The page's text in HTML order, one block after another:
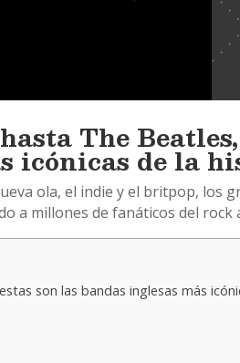
The
icónicas de la
ola, el indie y el britpop, los
a millones de fanáticos del rock
son las bandas inglesas más